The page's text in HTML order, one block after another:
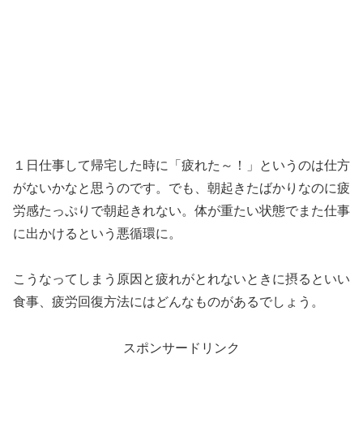
１日仕事して帰宅した時に「疲れた～！」というのは仕方
がないかなと思うのです。でも、朝起きたばかりなのに疲
労感たっぷりで朝起きれない。体が重たい状態でまた仕事
に出かけるという悪循環に。
こうなってしまう原因と疲れがとれないときに摂るといい
食事、疲労回復方法にはどんなものがあるでしょう。
スポンサードリンク